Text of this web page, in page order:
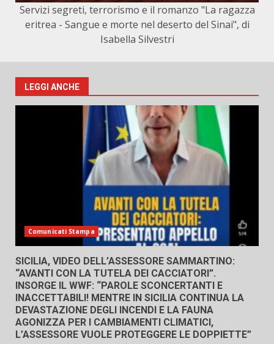
Servizi segreti, terrorismo e il romanzo "La ragazza
eritrea - Sangue e morte nel deserto del Sinai", di
Isabella Silvestri
LEGGI ANCHE
Comunicati Stampa
SICILIA, VIDEO DELL’ASSESSORE SAMMARTINO:
“AVANTI CON LA TUTELA DEI CACCIATORI”.
INSORGE IL WWF: “PAROLE SCONCERTANTI E
INACCETTABILI! MENTRE IN SICILIA CONTINUA LA
DEVASTAZIONE DEGLI INCENDI E LA FAUNA
AGONIZZA PER I CAMBIAMENTI CLIMATICI,
L’ASSESSORE VUOLE PROTEGGERE LE DOPPIETTE”